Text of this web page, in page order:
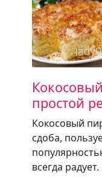
простой
Кокосовый
сдоба,
всегда